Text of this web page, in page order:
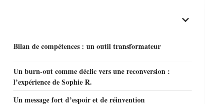
Bilan de compétences : un outil transformateur
Un burn-out comme déclic vers une reconversion :
l’expérience de Sophie R.
Un message fort d’espoir et de réinvention